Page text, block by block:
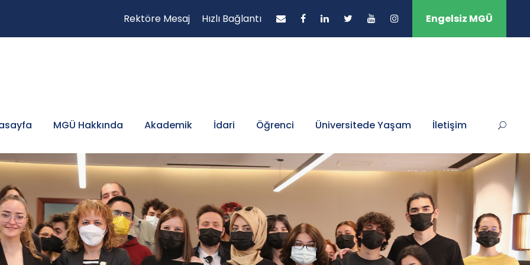
Rektöre Mesaj Hızlı Bağlantı Engelsiz MGÜ
MGÜ Hakkında Akademik İdari Öğrenci Üniversitede Yaşam İletişim